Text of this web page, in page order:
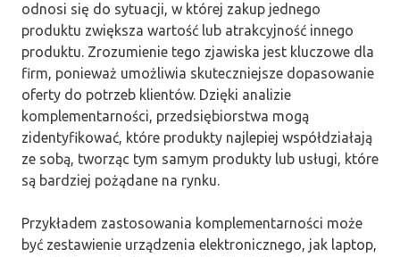
odnosi się do sytuacji, w której zakup jednego
produktu zwiększa wartość lub atrakcyjność innego
produktu. Zrozumienie tego zjawiska jest kluczowe dla
firm, ponieważ umożliwia skuteczniejsze dopasowanie
oferty do potrzeb klientów. Dzięki analizie
komplementarności, przedsiębiorstwa mogą
zidentyfikować, które produkty najlepiej współdziałają
ze sobą, tworząc tym samym produkty lub usługi, które
są bardziej pożądane na rynku.
Przykładem zastosowania komplementarności może
być zestawienie urządzenia elektronicznego, jak laptop,